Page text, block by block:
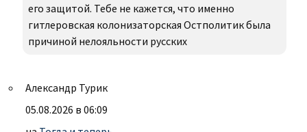
его защитой. Тебе не кажется, что именно
гитлеровская колонизаторская Остполитик была
причиной нелояльности русских
Александр Турик
05.08.2026 в 06:09